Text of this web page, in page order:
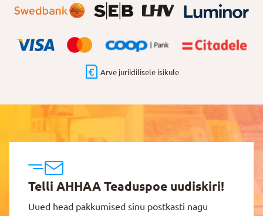
Arve juriidilisele isikule
Telli AHHAA Teaduspoe uudiskiri!
Uued head pakkumised sinu postkasti nagu